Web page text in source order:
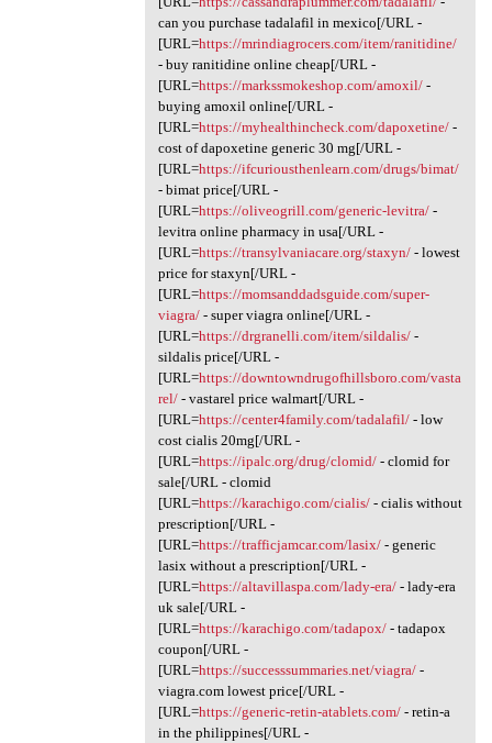
can you purchase tadalafil in mexico[/URL -
[URL=https://mrindiagrocers.com/item/ranitidine/
- buy ranitidine online cheap[/URL -
[URL=https://markssmokeshop.com/amoxil/-
buying amoxil online[/URL -
[URL=https://myhealthincheck.com/dapoxetine/-
cost of dapoxetine generic 30 mg[/URL -
[URL=https://ifcuriousthenlearn.com/drugs/bimat/
- bimat price[/URL -
[URL=https://oliveogrill.com/generic-levitra/-
levitra online pharmacy in usa[/URL -
[URL=https://transylvaniacare.org/staxyn/- lowest
price for staxyn[/URL -
[URL=https://momsanddadsguide.com/super-
viagra/- super viagra online[/URL -
[URL=https://drgranelli.com/item/sildalis/-
sildalis price[/URL -
[URL=https://downtowndrugofhillsboro.com/vasta
rel/- vastarel price walmart[/URL -
[URL=https://center4family.com/tadalafil/- low
cost cialis 20mg[/URL -
[URL=https://ipalc.org/drug/clomid/- clomid for
sale[/URL - clomid
[URL=https://karachigo.com/cialis/- cialis without
prescription[/URL -
[URL=https://trafficjamcar.com/lasix/- generic
lasix without a prescription[/URL -
[URL=https://altavillaspa.com/lady-era/- lady-era
uk sale[/URL -
[URL=https://karachigo.com/tadapox/- tadapox
coupon[/URL -
[URL=https://successsummaries.net/viagra/-
viagra.com lowest price[/URL -
[URL=https://generic-retin-atablets.com/- retin-a
in the philippines[/URL -